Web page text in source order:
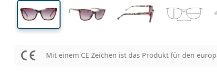
Mit einem CE Zeichen ist das Produkt für den